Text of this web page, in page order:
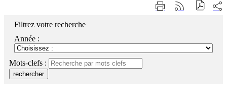
ImprimerGénérer
sur
Filtrez votre recherche
Année :
Mots-clefs :
rechercher